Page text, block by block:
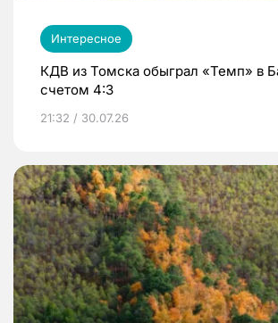
Интересное
КДВ из Томска обыграл «Темп» в
счетом 4:3
21:32 / 30.07.26